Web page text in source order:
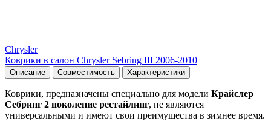
Chrysler
Коврики в салон Chrysler Sebring III 2006-2010
Описание Совместимость Характеристики
Коврики, предназначены специально для модели Крайслер
Себринг 2 поколение рестайлинг, не являются
универсальными и имеют свои преимущества в зимнее время.